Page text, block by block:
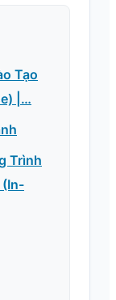
Tạo
|…
Trình
(In-